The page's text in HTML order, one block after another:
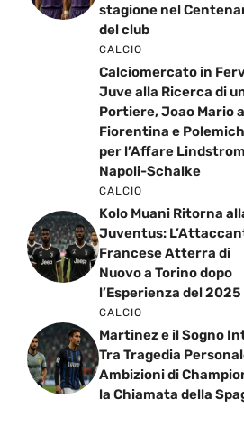
stagione nel
del club
CALCIO
Calciomercato in
Juve alla Ricerca di
Portiere, Joao Mario
Fiorentina e
per l’Affare Lindstrom
Napoli-Schalke
CALCIO
Kolo Muani Ritorna
Juventus:
Francese Atterra di
Nuovo a Torino dopo
l’Esperienza del 2025
CALCIO
Martinez e il Sogno
Tra Tragedia
Ambizioni di
la Chiamata della